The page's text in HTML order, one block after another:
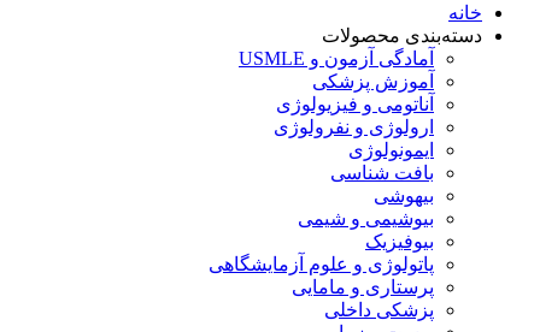
خانه
دسته‌بندی محصولات
آمادگی آزمون و USMLE
آموزش پزشکی
آناتومی و فیزیولوژی
ارولوژی و نفرولوژی
ایمونولوژی
بافت شناسی
بیهوشی
بیوشیمی و شیمی
بیوفیزیک
پاتولوژی و علوم آزمایشگاهی
پرستاری و مامایی
پزشکی داخلی